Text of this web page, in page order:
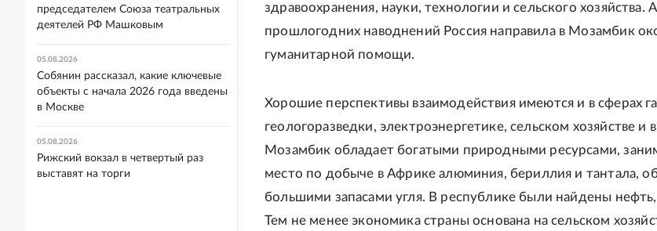
здравоохранения, науки, технологии и сельского хозяйства.
прошлогодних наводнений Россия направила в Мозамбик
гуманитарной помощи.
Хорошие перспективы взаимодействия имеются и в сферах
геологоразведки, электроэнергетике, сельском хозяйстве и
Мозамбик обладает богатыми природными ресурсами,
место по добыче в Африке алюминия, бериллия и тантала,
большими запасами угля. В республике были найдены нефть,
Тем не менее экономика страны основана на сельском
председателем Союза театральных
деятелей РФ Машковым
05.08.2026
Собянин рассказал, какие ключевые
объекты с начала 2026 года введены
в Москве
05.08.2026
Рижский вокзал в четвертый раз
выставят на торги